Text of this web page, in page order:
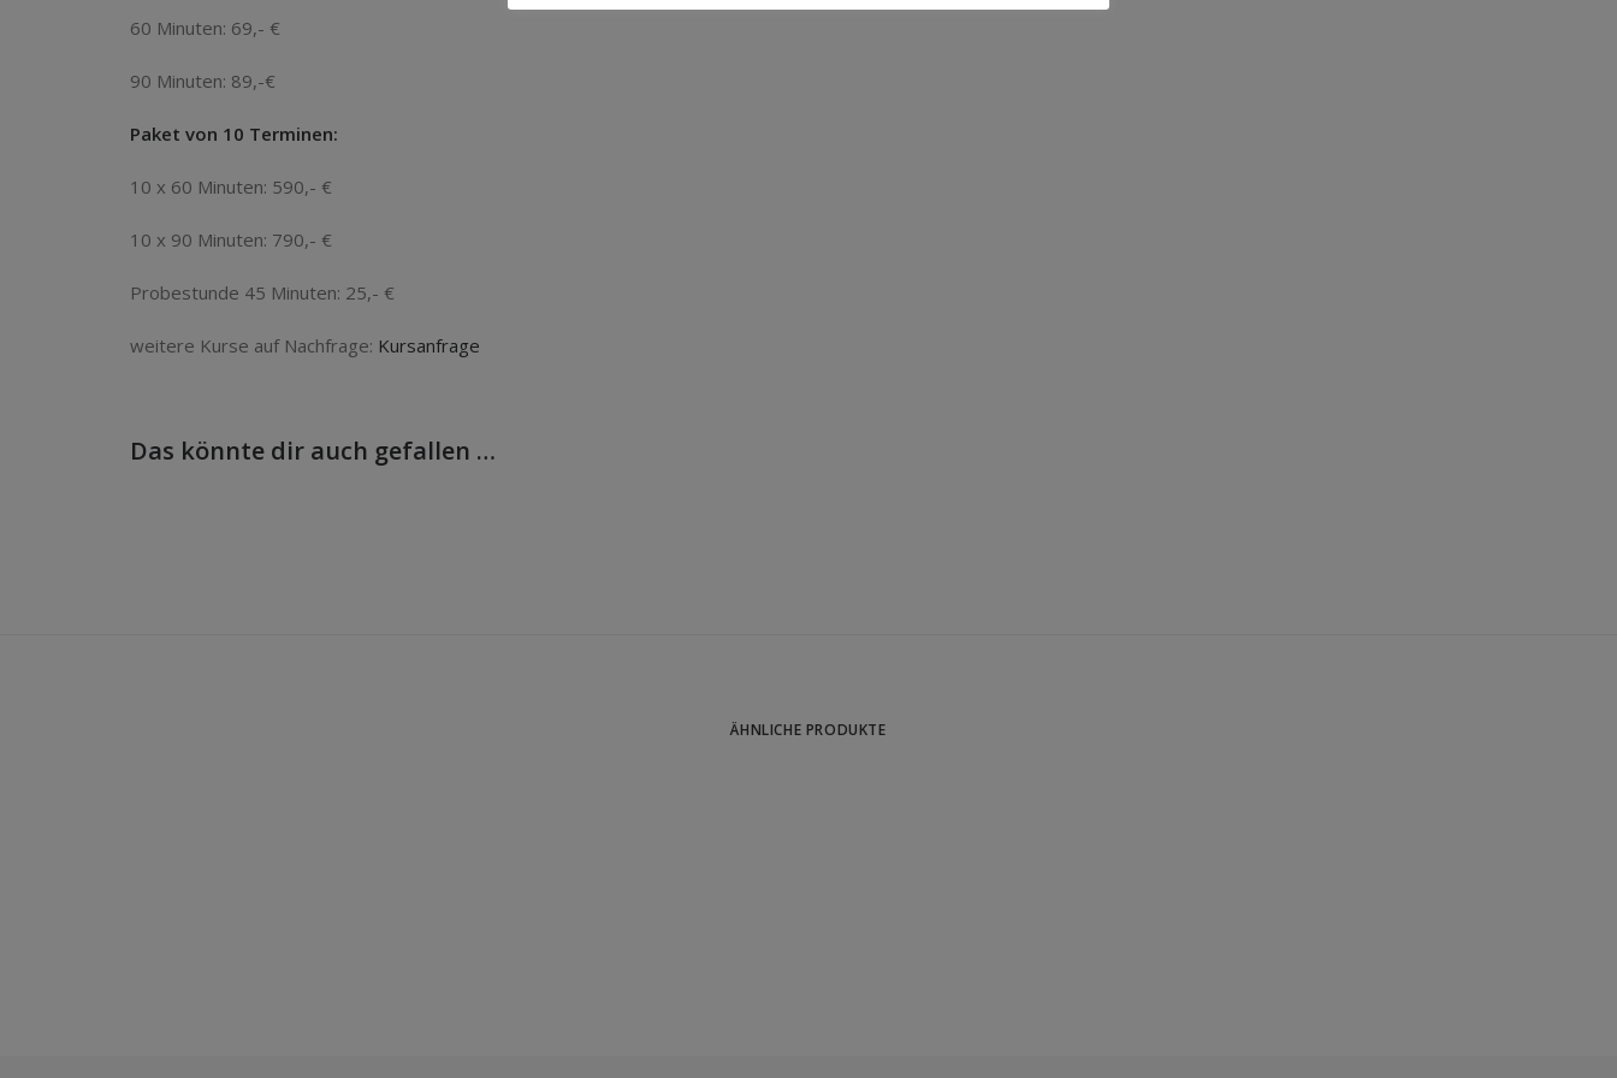
60 Minuten: 69,- €
90 Minuten: 89,-€
Paket von 10 Terminen:
10 x 60 Minuten: 590,- €
10 x 90 Minuten: 790,- €
Probestunde 45 Minuten: 25,- €
weitere Kurse auf Nachfrage: Kursanfrage
Das könnte dir auch gefallen …
ÄHNLICHE PRODUKTE